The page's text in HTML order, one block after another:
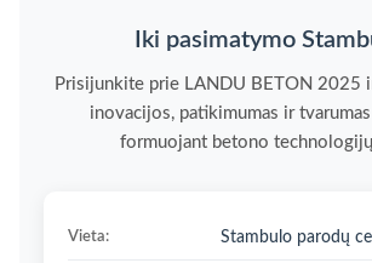
Iki pasimatymo
Prisijunkite prie LANDU BETON 2025
inovacijos, patikimumas ir
formuojant betono
Vieta: Stambulo parodų